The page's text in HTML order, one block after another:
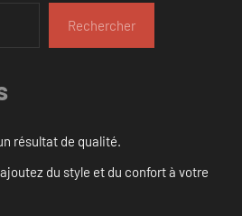
Rechercher
résultat de qualité.
du style et du confort à votre